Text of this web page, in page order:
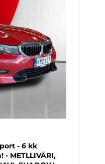
- 6 kk
METLLIVÄRI,